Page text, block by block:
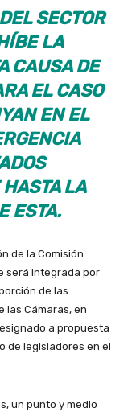
SECTOR
LA
CAUSA DE
EL CASO
EN EL
LA
ESTA.
de la Comisión
será integrada por
de las
las Cámaras, en
a propuesta
de legisladores en el
un punto y medio